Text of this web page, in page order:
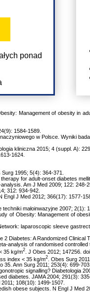
ponad
Management of obesity in
1584-1589.
w Polsce. Wyniki
kliniczna 2015; 4 (suppl. A):
1624.
1995; 5(4): 364-371.
for adult-onset diabetes
Am J Med 2009; 122: 248-
312: 934-942.
J Med 2012; 366(17): 1577-
małoinwazyjne 2007; 2(1):
of Obesity: Management of
laparoscopic sleeve
Diabetes: A Randomized Clinical
of randomised controlled
35 kg/m2 . J Obes 2012; 147256.
index < 35 kg/m2 . Obes Surg
35. Ann Surg 2011; 253(4): 699-703.
signalling? Diabetologia
diabetes. JAMA 2004; 291(3):
108(10): 1499-1507.
obese subjects. N Engl J Med